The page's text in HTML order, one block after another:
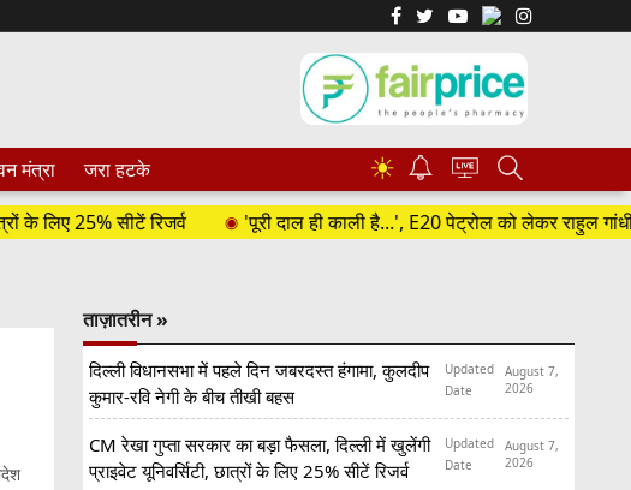
मंत्रा जरा हटके ☀
25% सीटें रिजर्व 'पूरी दाल ही काली है...', E20 पेट्रोल को लेकर राहुल गांधी ने
ताज़ातरीन »
दिल्ली विधानसभा में पहले दिन जबरदस्त हंगामा, कुलदीप
कुमार-रवि नेगी के बीच तीखी बहस
Updated
Date
August 7,
2026
CM रेखा गुप्ता सरकार का बड़ा फैसला, दिल्ली में खुलेंगी
प्राइवेट यूनिवर्सिटी, छात्रों के लिए 25% सीटें रिजर्व
Updated
Date
August 7,
2026